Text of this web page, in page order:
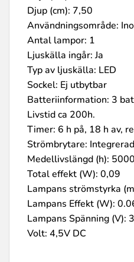
Djup (cm): 7,50
Användningsområde:
Antal lampor: 1
Ljuskälla ingår: Ja
Typ av ljuskälla: LED
Sockel: Ej utbytbar
Batteriinformation: 3
Livstid ca 200h.
Timer: 6 h på, 18 h av,
Strömbrytare: Integrerad
Medellivslängd (h): 5000
Total effekt (W): 0,09
Lampans strömstyrka
Lampans Effekt (W):
Lampans Spänning (V):
Volt: 4,5V DC